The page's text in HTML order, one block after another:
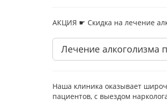
АКЦИЯ ☛ Скидка на лечение
Лечение алкоголизма
Наша клиника оказывает
пациентов, с выездом